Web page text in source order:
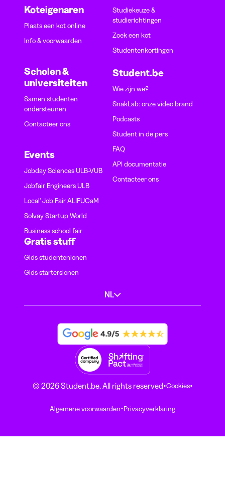
Koteigenaren
Plaats een kot online
Info & voorwaarden
Scholen &
universiteiten
Samen studenten
ondersteunen
Contacteer ons
Events
Jobday Sciences ULB-VUB
Jobfair Engineers ULB
Local' Job Fair ALIFUCaM
Solvay Startup World
Business school fair
Studiekeuze &
studierichtingen
Zoek een kot
Studentenkortingen
Student.be
Wie zijn we?
SnakLab: onze video brand
Podcasts
Student in de pers
FAQ
API documentatie
Contacteer ons
Gratis stuff
Gids studentenlonen
Gids starterslonen
NL
© 2026 Student.be. All rights reserved·Cookies·
Algemene voorwaarden·Privacyverklaring